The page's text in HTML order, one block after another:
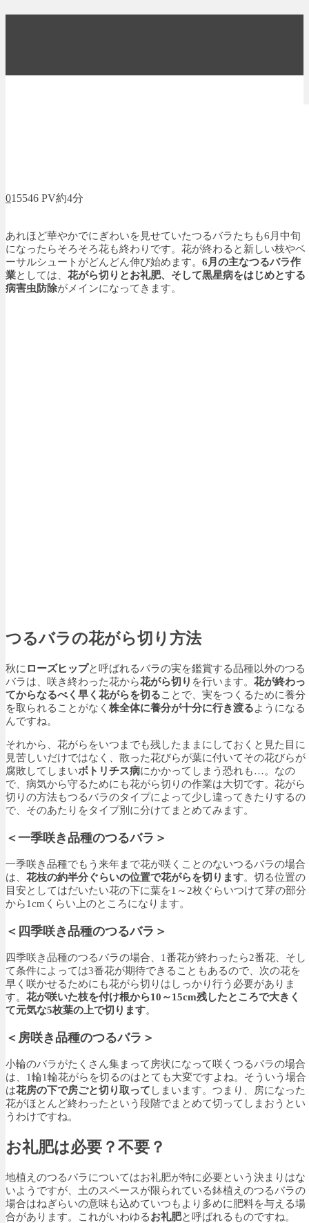
015546 PV約4分
あれほど華やかでにぎわいを見せていたつるバラたちも6月中旬
になったらそろそろ花も終わりです。花が終わると新しい枝やベ
ーサルシュートがどんどん伸び始めます。 6月の主なつるバラ作
業としては、 花がら切りとお礼肥、そして黒星病をはじめとする
病害虫防除がメインになってきます。
つるバラの花がら切り方法
秋に ローズヒップと呼ばれるバラの実を鑑賞する品種以外のつる
バラは、咲き終わった花から花がら切り を行います。 花が終わっ
てからなるべく早く花がらを切ることで、実をつくるために養分
を取られることがなく 株全体に養分が十分に行き渡るようになる
んですね。
それから、花がらをいつまでも残したままにしておくと見た目に
見苦しいだけではなく、散った花びらが葉に付いてその花びらが
腐敗してしまいボトリチス病にかかってしまう恐れも…。なの
で、病気から守るためにも花がら切りの作業は大切です。花がら
切りの方法もつるバラのタイプによって少し違ってきたりするの
で、そのあたりをタイプ別に分けてまとめてみます。
＜一季咲き品種のつるバラ＞
一季咲き品種でもう来年まで花が咲くことのないつるバラの場合
は、 花枝の約半分ぐらいの位置で花がらを切ります。切る位置の
目安としてはだいたい花の下に葉を1～2枚ぐらいつけて芽の部分
から1cmくらい上のところになります。
＜四季咲き品種のつるバラ＞
四季咲き品種のつるバラの場合、1番花が終わったら2番花、そし
て条件によっては3番花が期待できることもあるので、次の花を
早く咲かせるためにも花がら切りはしっかり行う必要がありま
す。 花が咲いた枝を付け根から10～15cm残したところで大きく
て元気な5枚葉の上で切ります。
＜房咲き品種のつるバラ＞
小輪のバラがたくさん集まって房状になって咲くつるバラの場合
は、1輪1輪花がらを切るのはとても大変ですよね。そういう場合
は花房の下で房ごと切り取って しまいます。つまり、房になった
花がほとんど終わったという段階でまとめて切ってしまおうとい
うわけですね。
お礼肥は必要？不要？
地植えのつるバラについてはお礼肥が特に必要という決まりはな
いようですが、土のスペースが限られている鉢植えのつるバラの
場合はねぎらいの意味も込めていつもより多めに肥料を与える場
合があります。これがいわゆるお礼肥と呼ばれるものですね。